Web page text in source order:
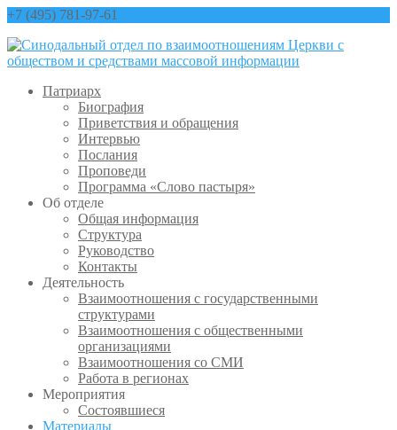
+7 (495) 781-97-61
Патриарх
Биография
Приветствия и обращения
Интервью
Послания
Проповеди
Программа «Слово пастыря»
Об отделе
Общая информация
Структура
Руководство
Контакты
Деятельность
Взаимоотношения с государственными
структурами
Взаимоотношения с общественными
организациями
Взаимоотношения со СМИ
Работа в регионах
Мероприятия
Состоявшиеся
Материалы